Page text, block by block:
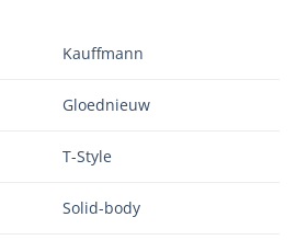
Kauffmann
Gloednieuw
T-Style
Solid-body